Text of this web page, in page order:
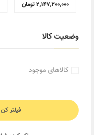
وضعیت کالا